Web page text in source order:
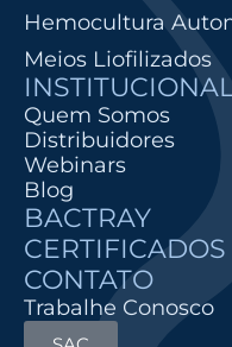
Hemocultura
Meios Liofilizados
Quem Somos
Distribuidores
Webinars
Blog
BACTRAY
CONTATO
Trabalhe Conosco